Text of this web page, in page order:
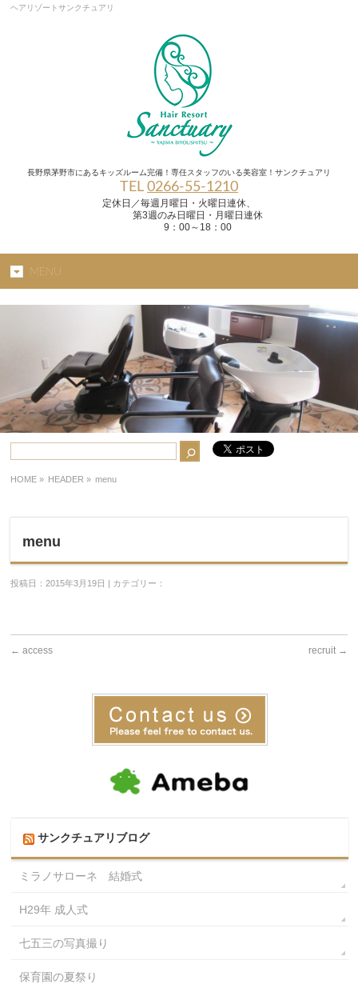
ヘアリゾートサンクチュアリ
長野県茅野市にあるキッズルーム完備！専任スタッフのいる美容室！サンクチュアリ
TEL 0266-55-1210
定休日／毎週月曜日・火曜日連休、
第3週のみ日曜日・月曜日連休
9：00～18：00
MENU
HOME » HEADER » menu
menu
投稿日：2015年3月19日 | カテゴリー：
← access recruit →
サンクチュアリブログ
ミラノサローネ 結婚式
H29年 成人式
七五三の写真撮り
保育園の夏祭り